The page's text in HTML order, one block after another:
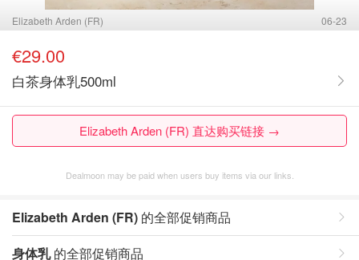
Elizabeth Arden (FR) 06-23
€29.00
白茶身体乳500ml
Elizabeth Arden (FR) 直达购买链接 →
Dealmoon may be paid when users buy items via our links.
Elizabeth Arden (FR) 的全部促销商品
身体乳的全部促销商品